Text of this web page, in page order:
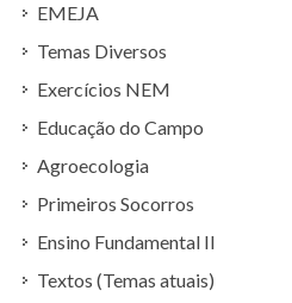
EMEJA
Temas Diversos
Exercícios NEM
Educação do Campo
Agroecologia
Primeiros Socorros
Ensino Fundamental II
Textos (Temas atuais)